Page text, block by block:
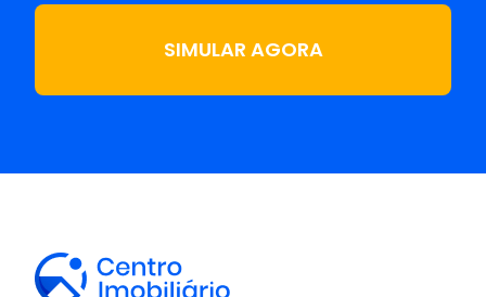
SIMULAR AGORA